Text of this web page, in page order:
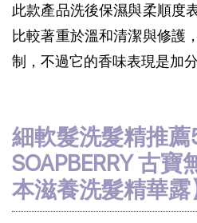
此款產品洗後保濕與柔順度
比較著重於溫和清潔與修護
制，不過它的香味表現是加分
細軟髮洗髮精推薦
SOAPBERRY 古
本滋養洗髮精華露